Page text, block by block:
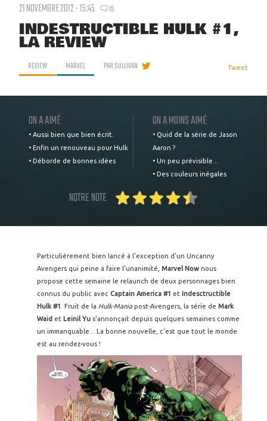
21 NOVEMBRE 2012 - 15:45 15
INDESTRUCTIBLE HULK #1,
LA REVIEW
REVIEW MARVEL PARSULLIVAN Tweet
ON A AIMÉ
• Aussi bien que bien écrit.
• Enfin un renouveau pour Hulk
• Déborde de bonnes idées
ON A MOINS AIMÉ
• Quid de la série de Jason
Aaron ?
• Un peu prévisible...
• Des couleurs inégales
NOTRE NOTE
Particulièrement bien lancé à l'exception d'un Uncanny
Avengers qui peine à faire l'unanimité, Marvel Now nous
propose cette semaine le relaunch de deux personnages bien
connus du public avec Captain America #1 et Indesctructible
Hulk #1 . Fruit de la Hulk-Mania post-Avengers, la série de Mark
Waid et Leinil Yu s'annonçait depuis quelques semaines comme
un immanquable... La bonne nouvelle, c'est que tout le monde
est au rendez-vous !